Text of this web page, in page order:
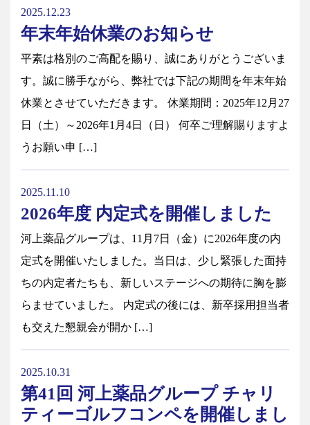
2025.12.23
年末年始休業のお知らせ
平素は格別のご高配を賜り、誠にありがとうございま
す。誠に勝手ながら、弊社では下記の期間を年末年始
休業とさせていただきます。 休業期間：2025年12月27
日（土）～2026年1月4日（日） 何卒ご理解賜りますよ
うお願い申 […]
2025.11.10
2026年度 内定式を開催しました
河上薬品グループは、11月7日（金）に2026年度の内
定式を開催いたしました。当日は、少し緊張した面持
ちの内定者たちも、新しいステージへの期待に胸を膨
らませていました。 内定式の後には、新卒採用担当者
も交えた懇親会が開か […]
2025.10.31
第41回 河上薬品グループ チャリ
ティーゴルフコンペを開催しまし